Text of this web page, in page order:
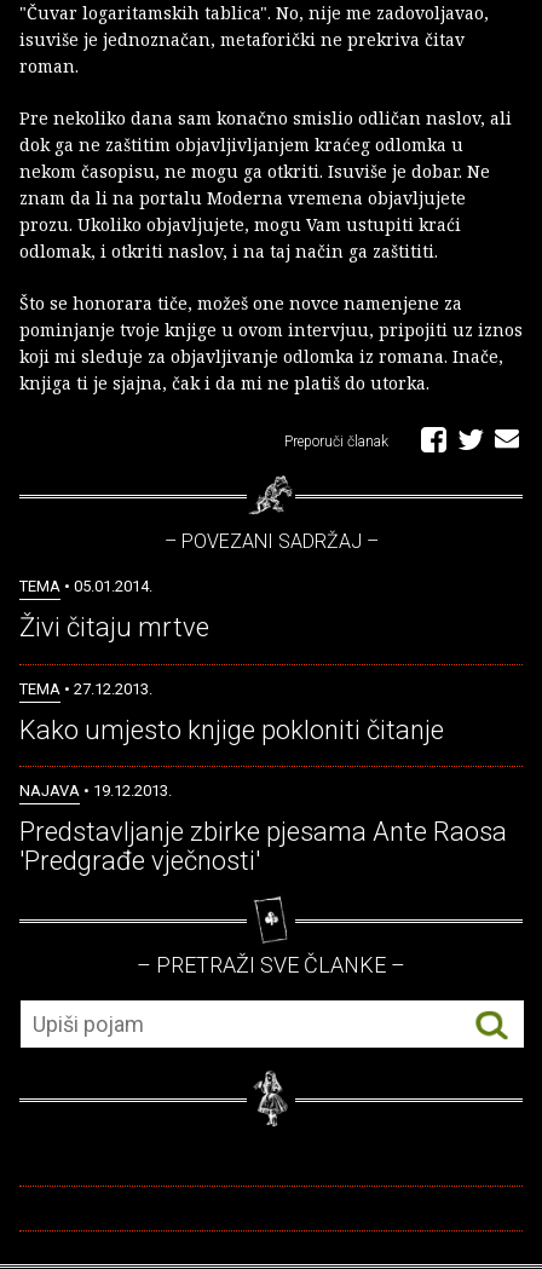
"Čuvar logaritamskih tablica". No, nije me zadovoljavao,
isuviše je jednoznačan, metaforički ne prekriva čitav
roman.
Pre nekoliko dana sam konačno smislio odličan naslov, ali
dok ga ne zaštitim objavljivljanjem kraćeg odlomka u
nekom časopisu, ne mogu ga otkriti. Isuviše je dobar. Ne
znam da li na portalu Moderna vremena objavljujete
prozu. Ukoliko objavljujete, mogu Vam ustupiti kraći
odlomak, i otkriti naslov, i na taj način ga zaštititi.
Što se honorara tiče, možeš one novce namenjene za
pominjanje tvoje knjige u ovom intervjuu, pripojiti uz iznos
koji mi sleduje za objavljivanje odlomka iz romana. Inače,
knjiga ti je sjajna, čak i da mi ne platiš do utorka.
Preporuči članak
– POVEZANI SADRŽAJ –
TEMA • 05.01.2014.
Živi čitaju mrtve
TEMA • 27.12.2013.
Kako umjesto knjige pokloniti čitanje
NAJAVA • 19.12.2013.
Predstavljanje zbirke pjesama Ante Raosa
'Predgrađe vječnosti'
– PRETRAŽI SVE ČLANKE –